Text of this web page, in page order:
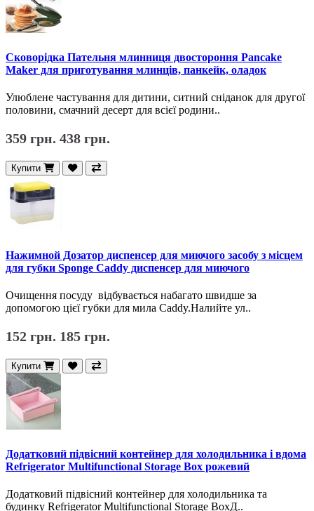
Сковорідка Пательня млинниця двостороння Pancake
Maker для приготування млинців, панкейк, оладок
Улюблене частування для дитини, ситний сніданок для другої
половини, смачний десерт для всієї родини..
359 грн. 438 грн.
Купити
Нажимной Дозатор диспенсер для миючого засобу з місцем
для губки Sponge Caddy диспенсер для миючого
Очищення посуду відбувається набагато швидше за
допомогою цієї губки для мила Caddy.Налийте ул..
152 грн. 185 грн.
Купити
Додатковий підвісний контейнер для холодильника і вдома
Refrigerator Multifunctional Storage Box рожевий
Додатковий підвісний контейнер для холодильника та
будинку Refrigerator Multifunctional Storage BoxД..